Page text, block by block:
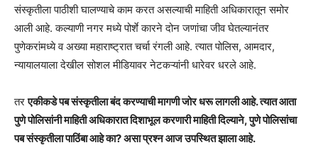
संस्कृतीला पाठीशी घालण्याचे काम करत असल्याची माहिती अधिकारातून समोर
आली आहे. कल्याणी नगर मध्ये पोर्शे कारने दोन जणांचा जीव घेतल्यानंतर
पुणेकरांमध्ये व अख्या महाराष्ट्रात चर्चा रंगली आहे. त्यात पोलिस, आमदार,
न्यायालयाला देखील सोशल मीडियावर नेटकऱ्यांनी धारेवर धरले आहे.
तरएकीकडे पब संस्कृतीला बंद करण्याची मागणी जोर धरू लागली आहे. त्यात आता
पुणे पोलिसांनी माहिती अधिकारात दिशाभूल करणारी माहिती दिल्याने, पुणे पोलिसांचा
पब संस्कृतीला पाठिंबा आहे का? असा प्रश्न आज उपस्थित झाला आहे.